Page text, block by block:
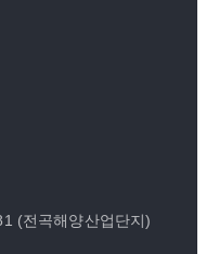
(전곡해양산업단지)